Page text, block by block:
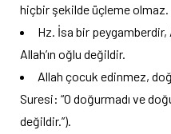
hiçbir şekilde üçleme olmaz.
Hz. İsa bir peygamberdir,
Allah’ın oğlu değildir.
Allah çocuk edinmez,
Suresi: “O doğurmadı ve
değildir.”).